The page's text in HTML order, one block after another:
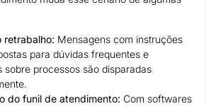
retrabalho: Mensagens com instruções
para dúvidas frequentes e
sobre processos são disparadas
do funil de atendimento: Com softwares